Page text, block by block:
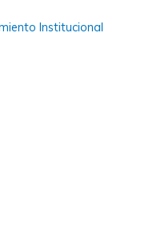
Institucional